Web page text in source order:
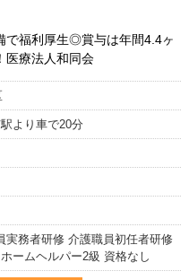
で福利厚生◎賞与は年間4.4ヶ
医療法人和同会
より車で20分
実務者研修 介護職員初任者研修
ームヘルパー2級 資格なし